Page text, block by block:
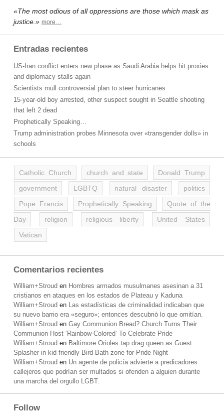
«The most odious of all oppressions are those which mask as
justice.» more…
Entradas recientes
US-Iran conflict enters new phase as Saudi Arabia helps hit proxies
and diplomacy stalls again
Scientists mull controversial plan to steer hurricanes
15-year-old boy arrested, other suspect sought in Seattle shooting
that left 2 dead
Prophetically Speaking…
Trump administration probes Minnesota over «transgender dolls» in
schools
Catholic Church church and state
Donald Trump
government
LGBTQ natural disaster
politics
Pope Francis
Prophetically Speaking
Quote of the
Day
religion religious liberty
United States
Vatican
Comentarios recientes
William+Stroud en Hombres armados musulmanes asesinan a 31
cristianos en ataques en los estados de Plateau y Kaduna
William+Stroud en Las estadísticas de criminalidad indicaban que
su nuevo barrio era «seguro»; entonces descubrió lo que omitían.
William+Stroud en Gay Communion Bread? Church Turns Their
Communion Host ‘Rainbow-Colored’ To Celebrate Pride
William+Stroud en Baltimore Orioles tap drag queen as Guest
Splasher in kid-friendly Bird Bath zone for Pride Night
William+Stroud en Un agente de policía advierte a predicadores
callejeros que podrían ser multados si ofenden a alguien durante
una marcha del orgullo LGBT.
Follow